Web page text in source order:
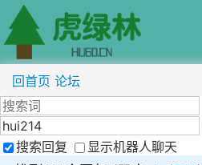
回首页 论坛
搜索回复 显示机器人聊天